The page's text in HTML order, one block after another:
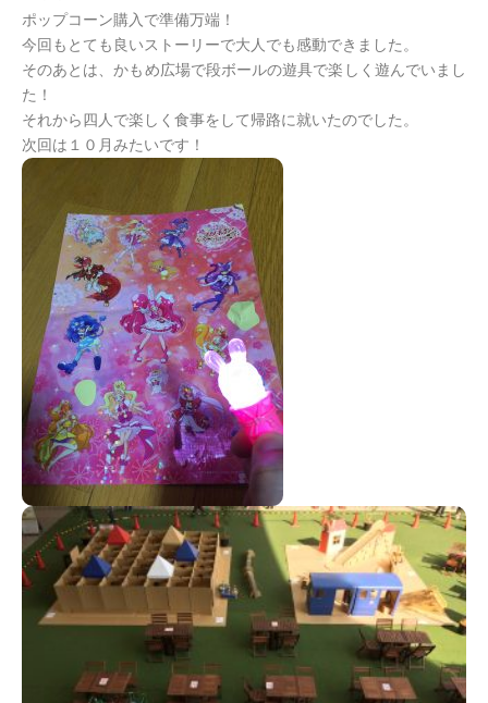
ポップコーン購入で準備万端！
今回もとても良いストーリーで大人でも感動できました。
そのあとは、かもめ広場で段ボールの遊具で楽しく遊んでいまし
た！
それから四人で楽しく食事をして帰路に就いたのでした。
次回は１０月みたいです！